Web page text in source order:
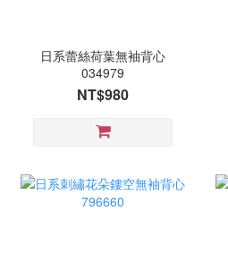
日系蕾絲荷葉無袖背心
034979
NT$980